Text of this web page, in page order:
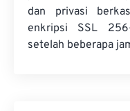
dan privasi
enkripsi SSL
setelah beberapa